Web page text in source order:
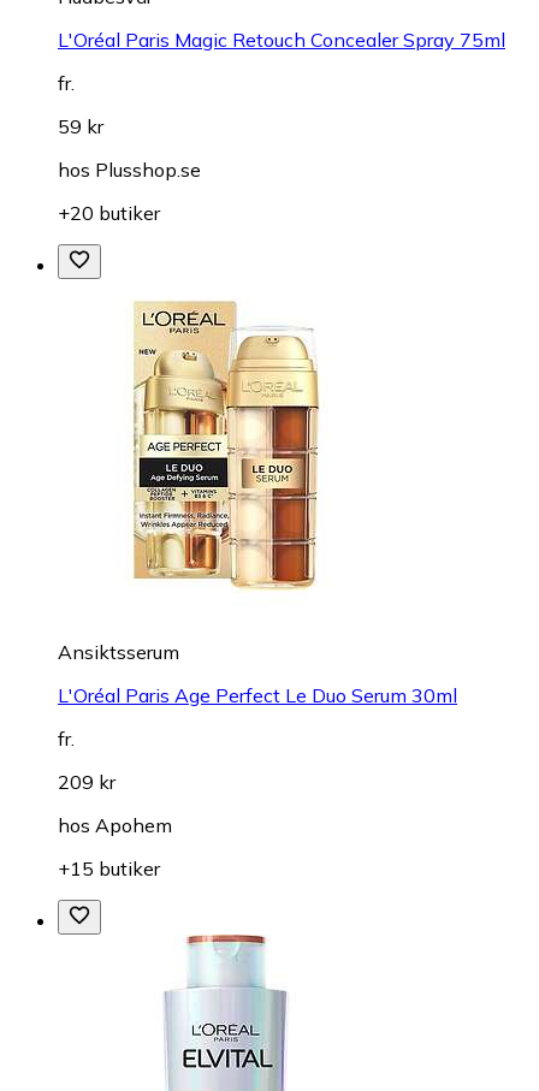
L'Oréal Paris Magic Retouch Concealer Spray 75ml
fr.
59 kr
hos Plusshop.se
+20 butiker
Ansiktsserum
L'Oréal Paris Age Perfect Le Duo Serum 30ml
fr.
209 kr
hos Apohem
+15 butiker